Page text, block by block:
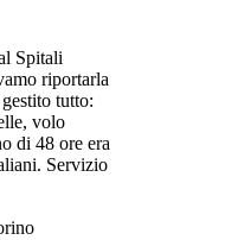
Spitali
riportarla
tutto:
volo
di 48 ore era
Servizio